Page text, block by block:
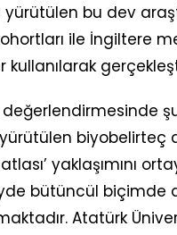
yürütülen bu dev
ile İngiltere
biyobelirteç
yaklaşımını
bütüncül biçimde
Atatürk